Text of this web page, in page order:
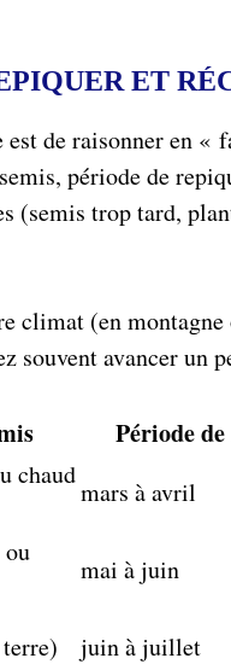
ET
de raisonner en «
période de
(semis trop tard,
climat (en
souvent avancer un
Période
chaud
mars à avril
ou
mai à juin
juin à juillet